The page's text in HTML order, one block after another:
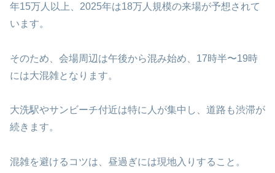
年15万人以上、2025年は18万人規模の来場が予想されて
います。
そのため、会場周辺は午後から混み始め、17時半〜19時
には大混雑となります。
大洗駅やサンビーチ付近は特に人が集中し、道路も渋滞が
続きます。
混雑を避けるコツは、昼過ぎには現地入りすること。